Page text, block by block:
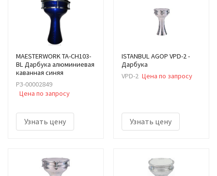
MAESTERWORK TA-CH103-
BL Дарбука алюминиевая
каванная синяя
РЗ-00002849
Цена по запросу
Узнать цену
ISTANBUL AGOP VPD-2 -
Дарбука
VPD-2 Цена по запросу
Узнать цену